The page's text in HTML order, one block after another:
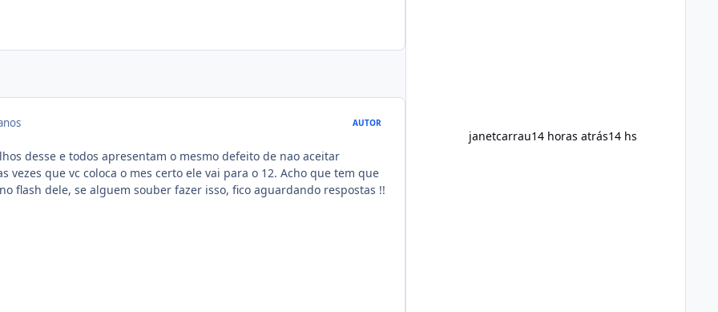
AUTOR
desse e todos apresentam o mesmo defeito de nao aceitar
vezes que vc coloca o mes certo ele vai para o 12. Acho que tem que
flash dele, se alguem souber fazer isso, fico aguardando respostas !!
janetcarrau14 horas atrás14 hs